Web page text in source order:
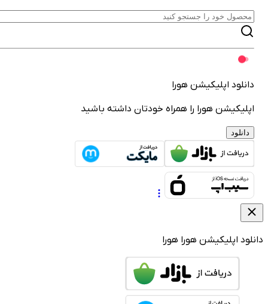
اپلیکیشن هورا
هورا را همراه خودتان داشته باشید
دانلود
اپلیکیشن هوراهورا